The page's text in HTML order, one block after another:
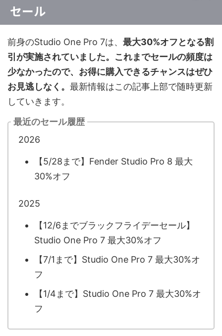
セール
前身のStudio One Pro 7は、 最大30%オフとなる割
引が実施されていました。これまでセールの頻度は
少なかったので、お得に購入できるチャンスはぜひ
お見逃しなく。 最新情報はこの記事上部で随時更新
していきます。
最近のセール履歴
2026
【5/28まで】Fender Studio Pro 8 最大
30%オフ
2025
【12/6までブラックフライデーセール】
Studio One Pro 7 最大30%オフ
【7/1まで】Studio One Pro 7 最大30%オ
フ
【1/4まで】Studio One Pro 7 最大30%オ
フ